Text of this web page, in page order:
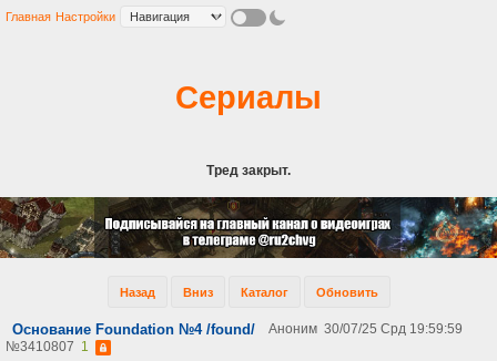
Главная Настройки
Сериалы
Тред закрыт.
Назад Вниз Каталог Обновить
Основание Foundation №4 /found/ Аноним 30/07/25 Срд 19:59:59
№3410807 1